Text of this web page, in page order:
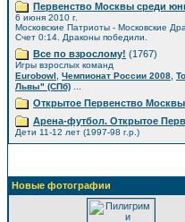
Первенство Москвы среди
6 июня 2010 г.
Московские Патриоты - Московские
Счет 0:14. Драконы победили.
Все по взрослому! (1767)
Игры взрослых команд
Eurobowl
Чемпионат России 2008
Львы" (СПб)
Открытое Первенство
Арена-футбол. Открытое
Дети 11-12 лет (1997-98 г.р.)
Новые фотографии